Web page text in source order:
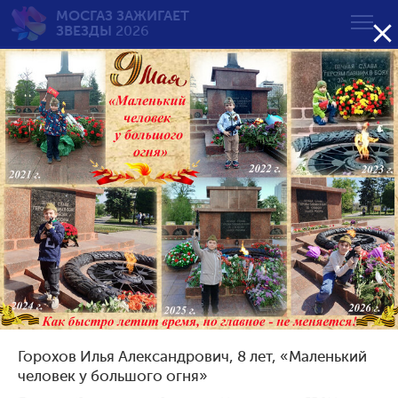
МОСГАЗ ЗАЖИГАЕТ
ЗВЕЗДЫ 2026 
Горохов Илья Александрович, 8 лет, «Маленький
человек у большого огня»
Вечный огонь — вечная
память
от 7 до 10 лет
Возрастная группа:
от 7 до 10 лет
от 11 до 14 лет
от 15 до 18 лет
Сортировать по результату: